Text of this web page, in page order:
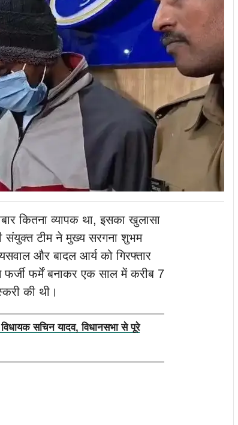
कितना व्यापक था, इसका खुलासा
टीम ने मुख्य सरगना शुभम
और बादल आर्य को गिरफ्तार
फर्में बनाकर एक साल में करीब 7
की थी।
सचिन यादव, विधानसभा से पूरे